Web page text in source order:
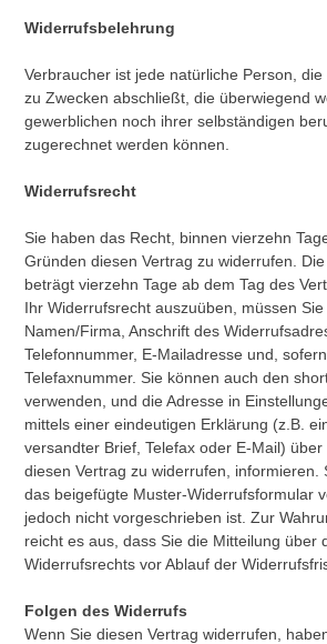
Widerrufsbelehrung
Verbraucher ist jede natürliche Person,
zu Zwecken abschließt, die überwiegend
gewerblichen noch ihrer selbständigen
zugerechnet werden können.
Widerrufsrecht
Sie haben das Recht, binnen vierzehn
Gründen diesen Vertrag zu widerrufen.
beträgt vierzehn Tage ab dem Tag des
Ihr Widerrufsrecht auszuüben, müssen
Namen/Firma, Anschrift des
Telefonnummer, E-Mailadresse und,
Telefaxnummer. Sie können auch den
verwenden, und die Adresse in
mittels einer eindeutigen Erklärung (z.B.
versandter Brief, Telefax oder E-Mail) über
diesen Vertrag zu widerrufen, informieren.
das beigefügte Muster-Widerrufsformular
jedoch nicht vorgeschrieben ist. Zur
reicht es aus, dass Sie die Mitteilung über
Widerrufsrechts vor Ablauf der
Folgen des Widerrufs
Wenn Sie diesen Vertrag widerrufen,